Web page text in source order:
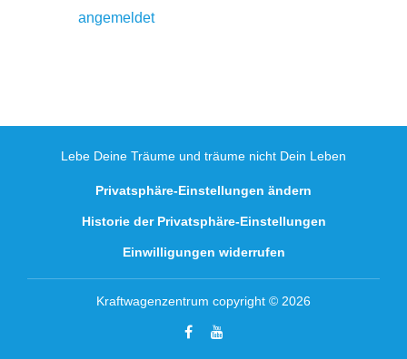
angemeldetsein, um einen Kommentar
Lebe Deine Träume und träume nicht Dein Leben
Privatsphäre-Einstellungen ändern
Historie der Privatsphäre-Einstellungen
Einwilligungen widerrufen
Kraftwagenzentrum copyright © 2026